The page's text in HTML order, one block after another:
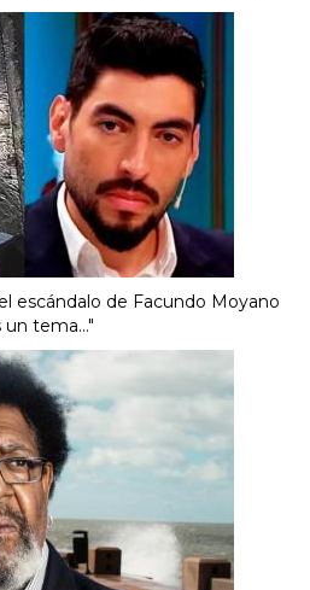
escándalo de Facundo Moyano
un tema..."